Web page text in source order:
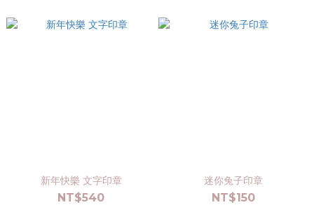
新年快樂 文字印章
NT$540
迷你兔子印章
NT$150